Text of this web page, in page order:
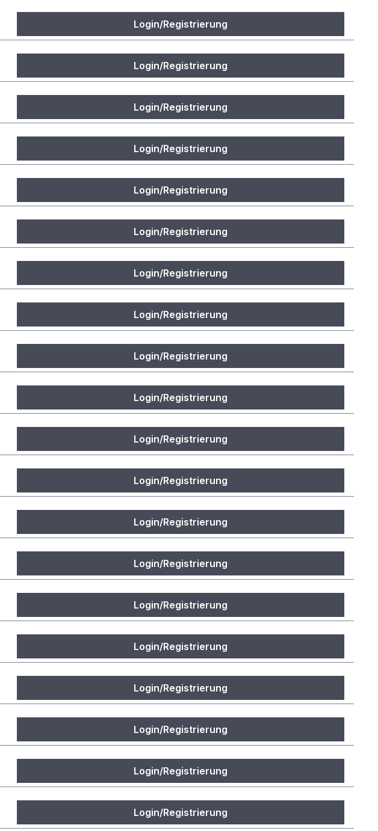
Login/Registrierung
Login/Registrierung
Login/Registrierung
Login/Registrierung
Login/Registrierung
Login/Registrierung
Login/Registrierung
Login/Registrierung
Login/Registrierung
Login/Registrierung
Login/Registrierung
Login/Registrierung
Login/Registrierung
Login/Registrierung
Login/Registrierung
Login/Registrierung
Login/Registrierung
Login/Registrierung
Login/Registrierung
Login/Registrierung